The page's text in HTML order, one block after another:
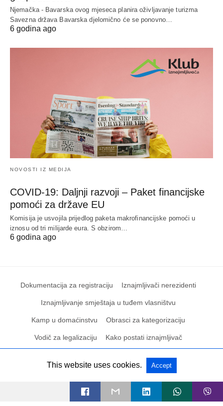
Njemačka - Bavarska ovog mjeseca planira oživljavanje turizma
Savezna država Bavarska djelomično će se ponovno…
6 godina ago
NOVOSTI IZ MEDIJA
COVID-19: Daljnji razvoji – Paket financijske
pomoći za države EU
Komisija je usvojila prijedlog paketa makrofinancijske pomoći u
iznosu od tri milijarde eura. S obzirom…
6 godina ago
Dokumentacija za registraciju Iznajmljivači nerezidenti
Iznajmljivanje smještaja u tuđem vlasništvu
Kamp u domaćinstvu Obrasci za kategorizaciju
Vodič za legalizaciju Kako postati iznajmljivač
All Rights Reserved View Non-AMP Version
This website uses cookies. Accept